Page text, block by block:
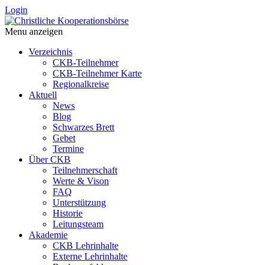
Login
Menu anzeigen
Verzeichnis
CKB-Teilnehmer
CKB-Teilnehmer Karte
Regionalkreise
Aktuell
News
Blog
Schwarzes Brett
Gebet
Termine
Über CKB
Teilnehmerschaft
Werte & Vison
FAQ
Unterstützung
Historie
Leitungsteam
Akademie
CKB Lehrinhalte
Externe Lehrinhalte